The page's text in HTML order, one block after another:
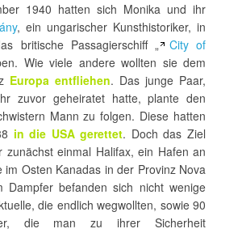
1940 hatten sich Monika und ihr
, ein ungarischer Kunsthistoriker, in
britische Passagierschiff „
City of
Wie viele andere wollten sie dem
Europa entfliehen. Das junge Paar,
zuvor geheiratet hatte, plante den
Mann zu folgen. Diese hatten
in die USA gerettet. Doch das Ziel
zunächst einmal Halifax, ein Hafen an
im Osten Kanadas in der Provinz Nova
Dampfer befanden sich nicht wenige
die endlich wegwollten, sowie 90
die man zu ihrer Sicherheit